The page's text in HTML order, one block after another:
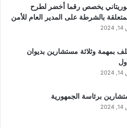
يخصص رقما أخضر لطرح
بالشرطة على المدير العام للأمن
بمهمة وثلاثة مستشارين بديوان
برئاسة الجمهورية